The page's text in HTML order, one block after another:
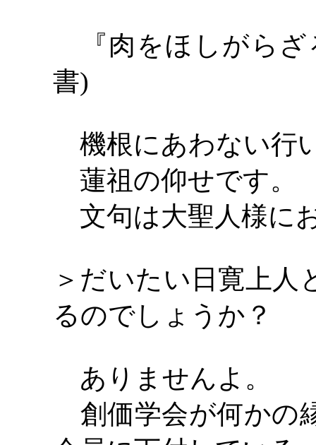
『肉をほしがらざ
書)
機根にあわない行
蓮祖の仰せです。
文句は大聖人様に
＞だいたい日寛上
るのでしょうか？
ありませんよ。
創価学会が何かの